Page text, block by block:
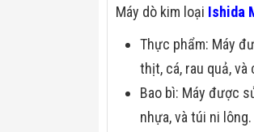
Máy dò kim loại Ishida
Thực phẩm: Máy
thịt, cá, rau quả,
Bao bì: Máy được
nhựa, và túi ni lông.